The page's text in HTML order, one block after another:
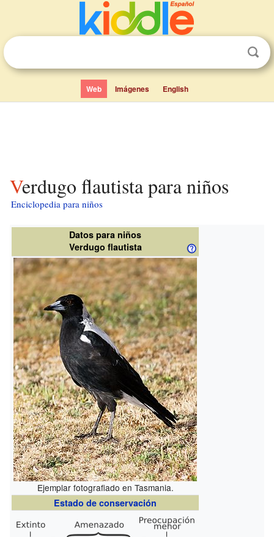
Web Imágenes English
Verdugo flautista para niños
Enciclopedia para niños
Datos para niños
Verdugo flautista
Ejemplar fotografiado en Tasmania.
Estado de conservación